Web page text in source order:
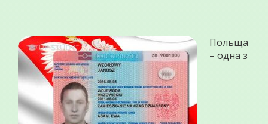
Польща
– одна з